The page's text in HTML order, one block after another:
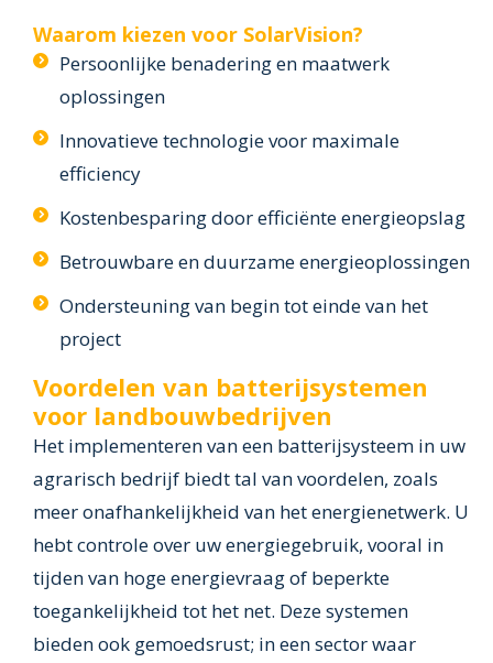
Waarom kiezen voor SolarVision?
Persoonlijke benadering en maatwerk
oplossingen
Innovatieve technologie voor maximale
efficiency
Kostenbesparing door efficiënte energieopslag
Betrouwbare en duurzame energieoplossingen
Ondersteuning van begin tot einde van het
project
Voordelen van batterijsystemen
voor landbouwbedrijven
Het implementeren van een batterijsysteem in uw
agrarisch bedrijf biedt tal van voordelen, zoals
meer onafhankelijkheid van het energienetwerk. U
hebt controle over uw energiegebruik, vooral in
tijden van hoge energievraag of beperkte
toegankelijkheid tot het net. Deze systemen
bieden ook gemoedsrust; in een sector waar